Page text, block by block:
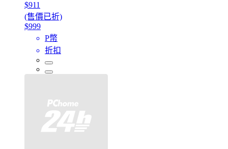
$911
(售價已折)
$999
P幣
折扣